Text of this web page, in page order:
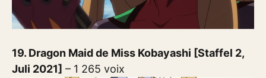
19. Dragon Maid de Miss Kobayashi [Staffel 2,
Juli 2021] – 1 265 voix